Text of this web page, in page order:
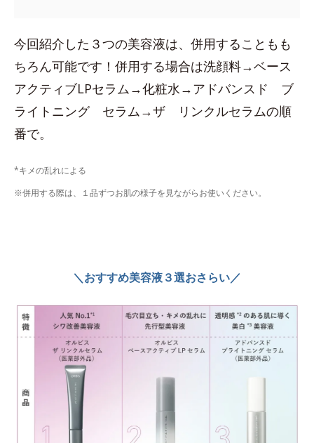
今回紹介した３つの美容液は、併用することもも
ちろん可能です！併用する場合は洗顔料→ベース
アクティブLPセラム→化粧水→アドバンスド ブ
ライトニング セラム→ザ リンクルセラムの順
番で。
*キメの乱れによる
※併用する際は、１品ずつお肌の様子を見ながらお使いください。
＼おすすめ美容液３選おさらい／